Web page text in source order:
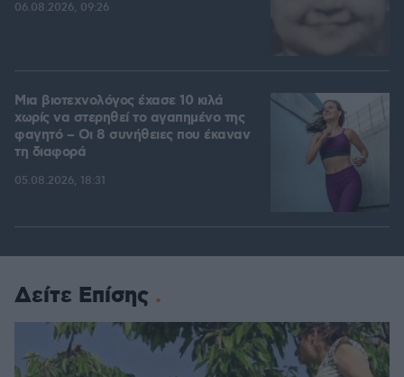
06.08.2026, 09:26
Μια βιοτεχνολόγος έχασε 10 κιλά
χωρίς να στερηθεί το αγαπημένο της
φαγητό – Οι 8 συνήθειες που έκαναν
τη διαφορά
05.08.2026, 18:31
Δείτε Επίσης